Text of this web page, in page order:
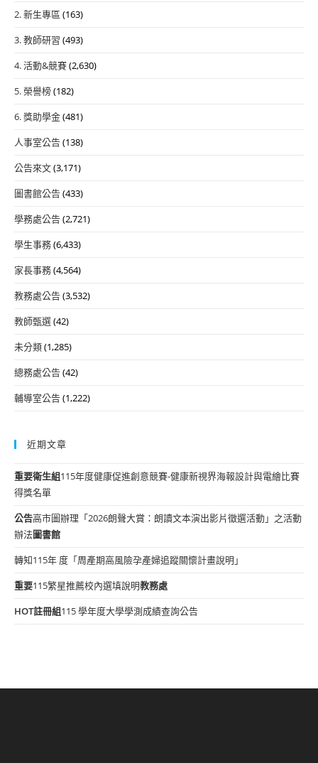
2. 新生專區 (163)
3. 教師研習 (493)
4. 活動&競賽(2,630)
5. 榮譽榜(182)
6. 獎助學金(481)
人事室公告(138)
公告來文(3,171)
圖書館公告(433)
學務處公告(2,721)
學生事務(6,433)
家長事務(4,564)
教務處公告(3,532)
教師甄選(42)
未分類(1,285)
總務處公告(42)
輔導室公告(1,222)
近期文章
重要衛生組115年度健康促進創意競賽-健康新視界海報設計與電繪比賽
得獎名單
公告高市圖辦理「2026朗聲大賞：朗讀文本演出影片徵選活動」之活動
辦法圖書館
轉知115年 度「周產期高風險孕產婦追蹤關懷計畫說明」
重要115繁星推薦校內選填說明教務處
HOT註冊組115 學年度大學學測成績查詢公告